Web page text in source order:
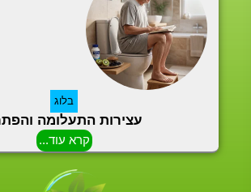
בלוג
עצירות התעלומה
קרא עוד...